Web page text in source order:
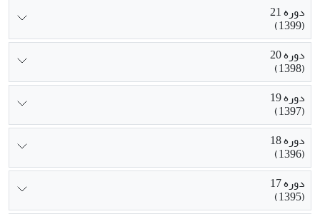
دوره 21
(1399)
دوره 20
(1398)
دوره 19
(1397)
دوره 18
(1396)
دوره 17
(1395)